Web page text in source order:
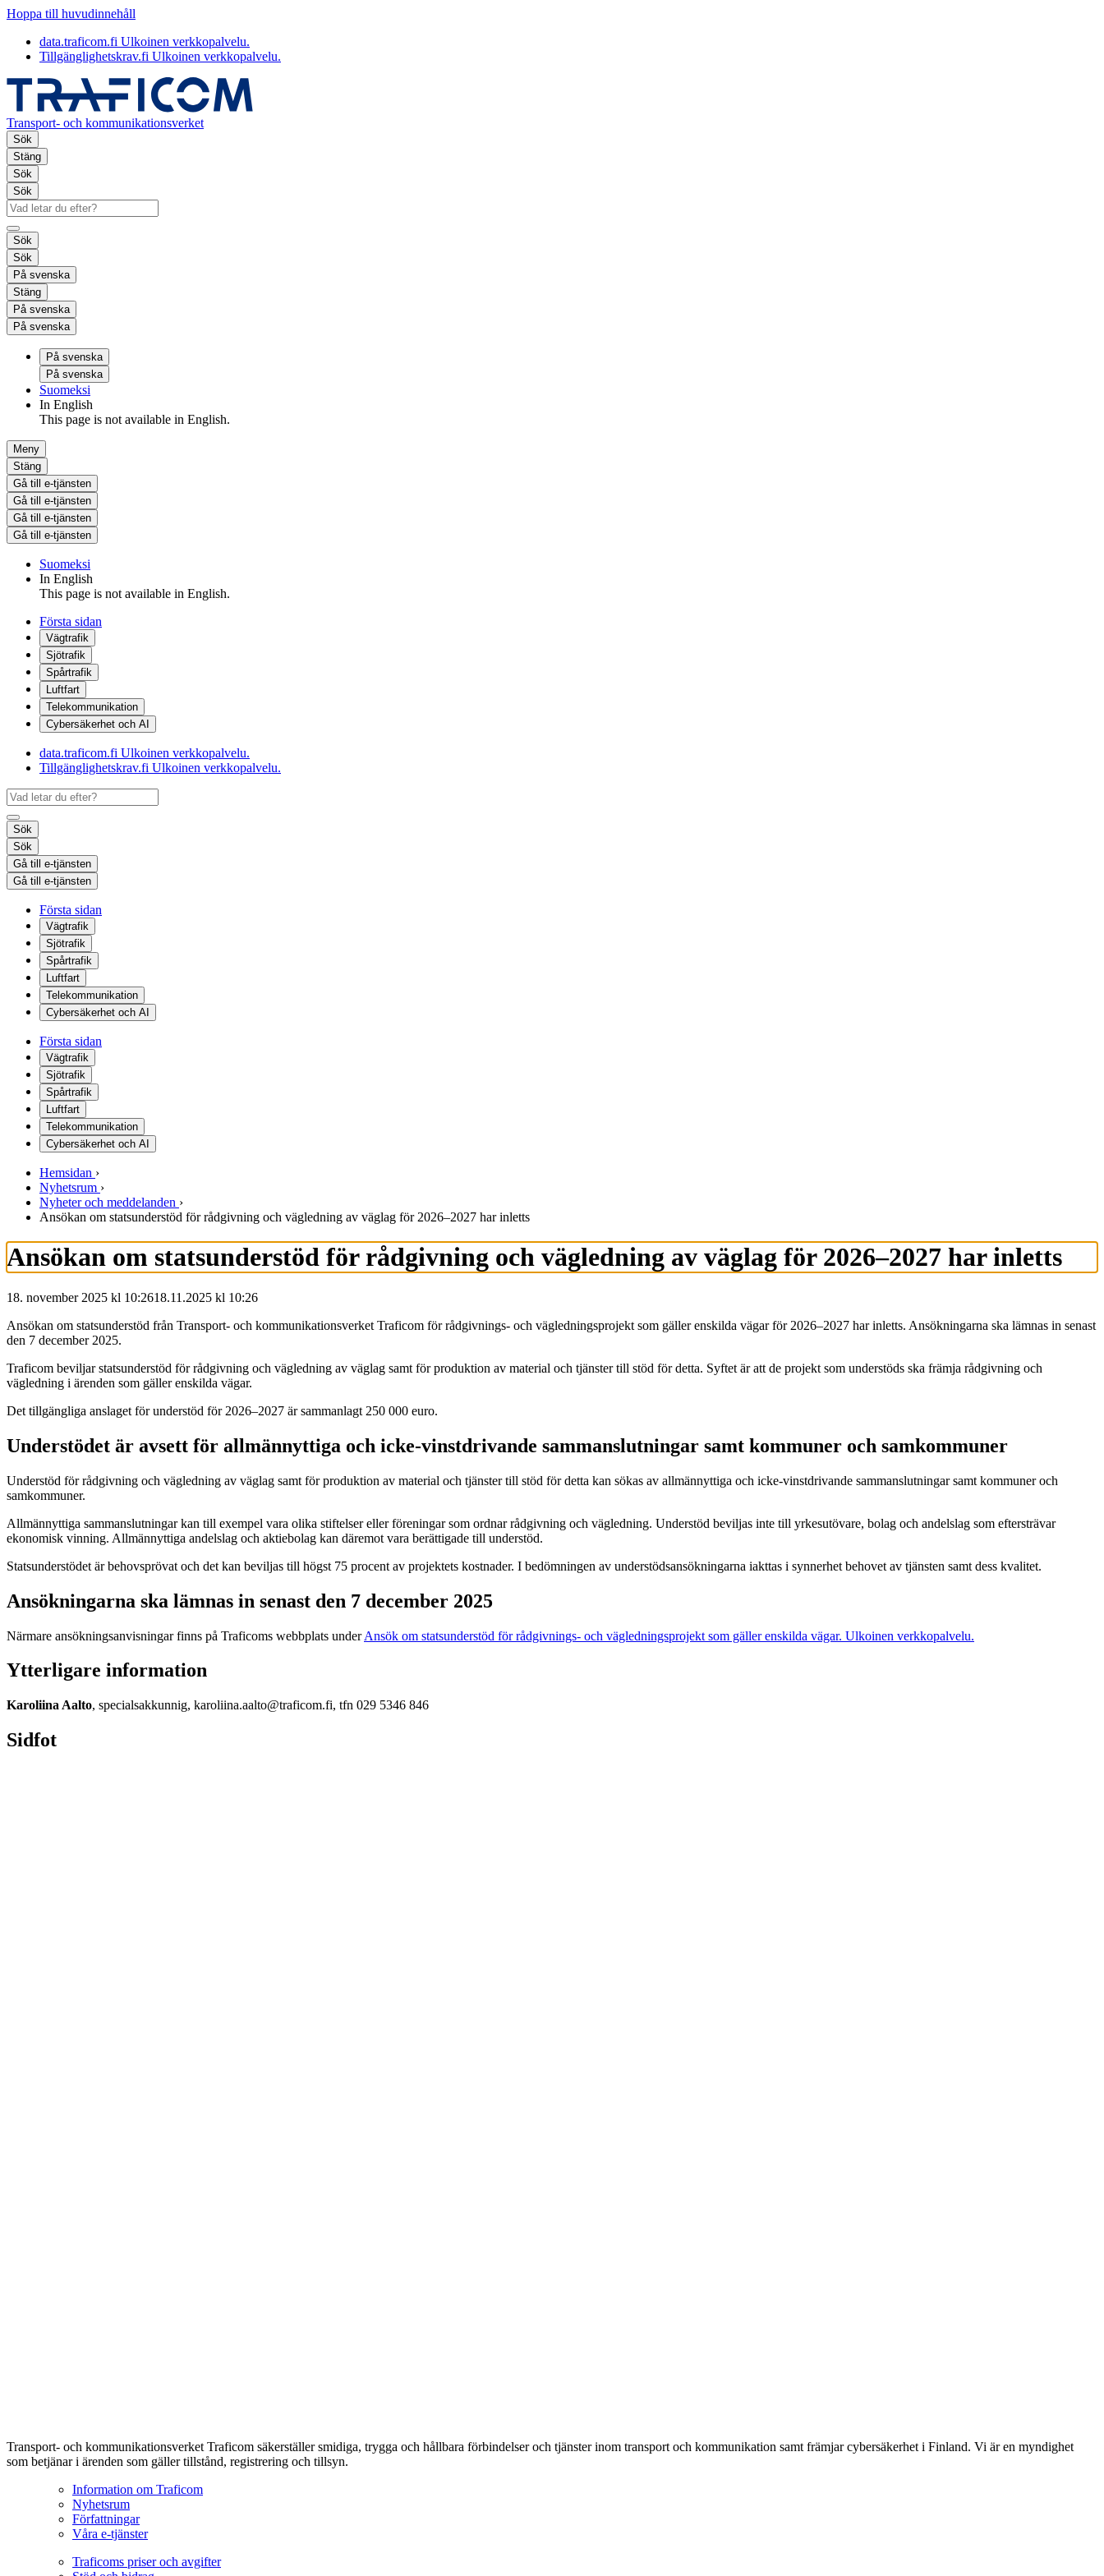
Hoppa till huvudinnehåll
data.traficom.fi Ulkoinen verkkopalvelu.
Tillgänglighetskrav.fi Ulkoinen verkkopalvelu.
Transport- och kommunikationsverket
Sök
Stäng
Sök
Sök
Sök
Sök
På svenska
Stäng
På svenska
På svenska
På svenska
På svenska
Suomeksi
In English
This page is not available in English.
Meny
Stäng
Gå till e-tjänsten
Gå till e-tjänsten
Gå till e-tjänsten
Gå till e-tjänsten
Suomeksi
In English
This page is not available in English.
Första sidan
Vägtrafik
Sjötrafik
Spårtrafik
Luftfart
Telekommunikation
Cybersäkerhet och AI
data.traficom.fi Ulkoinen verkkopalvelu.
Tillgänglighetskrav.fi Ulkoinen verkkopalvelu.
Sök
Sök
Gå till e-tjänsten
Gå till e-tjänsten
Första sidan
Vägtrafik
Sjötrafik
Spårtrafik
Luftfart
Telekommunikation
Cybersäkerhet och AI
Första sidan
Vägtrafik
Sjötrafik
Spårtrafik
Luftfart
Telekommunikation
Cybersäkerhet och AI
Hemsidan ›
Nyhetsrum ›
Nyheter och meddelanden ›
Ansökan om statsunderstöd för rådgivning och vägledning av väglag för 2026–2027 har inletts
Ansökan om statsunderstöd för rådgivning och vägledning av väglag för 2026–2027 har inletts
18. november 2025 kl 10:2618.11.2025 kl 10:26
Ansökan om statsunderstöd från Transport- och kommunikationsverket Traficom för rådgivnings- och vägledningsprojekt som gäller enskilda vägar för 2026–2027 har inletts. Ansökningarna ska lämnas in senast
den 7 december 2025.
Traficom beviljar statsunderstöd för rådgivning och vägledning av väglag samt för produktion av material och tjänster till stöd för detta. Syftet är att de projekt som understöds ska främja rådgivning och
vägledning i ärenden som gäller enskilda vägar.
Det tillgängliga anslaget för understöd för 2026–2027 är sammanlagt 250 000 euro.
Understödet är avsett för allmännyttiga och icke-vinstdrivande sammanslutningar samt kommuner och samkommuner
Understöd för rådgivning och vägledning av väglag samt för produktion av material och tjänster till stöd för detta kan sökas av allmännyttiga och icke-vinstdrivande sammanslutningar samt kommuner och
samkommuner.
Allmännyttiga sammanslutningar kan till exempel vara olika stiftelser eller föreningar som ordnar rådgivning och vägledning. Understöd beviljas inte till yrkesutövare, bolag och andelslag som eftersträvar
ekonomisk vinning. Allmännyttiga andelslag och aktiebolag kan däremot vara berättigade till understöd.
Statsunderstödet är behovsprövat och det kan beviljas till högst 75 procent av projektets kostnader. I bedömningen av understödsansökningarna iakttas i synnerhet behovet av tjänsten samt dess kvalitet.
Ansökningarna ska lämnas in senast den 7 december 2025
Närmare ansökningsanvisningar finns på Traficoms webbplats underAnsök om statsunderstöd för rådgivnings- och vägledningsprojekt som gäller enskilda vägar. Ulkoinen verkkopalvelu.
Ytterligare information
Karoliina Aalto, specialsakkunnig, karoliina.aalto@traficom.fi, tfn 029 5346 846
Sidfot
Transport- och kommunikationsverket Traficom säkerställer smidiga, trygga och hållbara förbindelser och tjänster inom transport och kommunikation samt främjar cybersäkerhet i Finland. Vi är en myndighet
som betjänar i ärenden som gäller tillstånd, registrering och tillsyn.
Information om Traficom
Nyhetsrum
Författningar
Våra e-tjänster
Traficoms priser och avgifter